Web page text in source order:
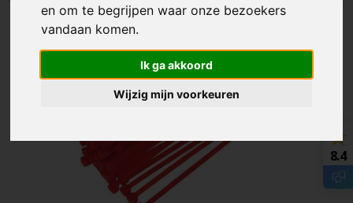
en om te begrijpen waar onze bezoekers
vandaan komen.
Ik ga akkoord
Wijzig mijn voorkeuren
8.4